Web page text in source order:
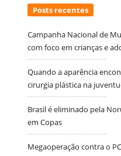
Posts recentes
Campanha Nacional de
com foco em crianças e
Quando a aparência
cirurgia plástica na
Brasil é eliminado pela
em Copas
Megaoperação contra o